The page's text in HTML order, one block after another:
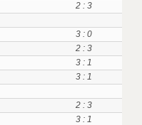
2 : 3
3 : 0
2 : 3
3 : 1
3 : 1
2 : 3
3 : 1